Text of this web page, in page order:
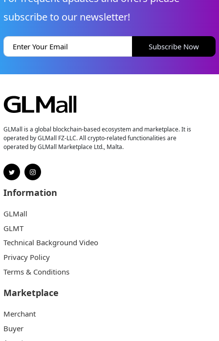
subscribe to our newsletter!
Subscribe Now
GLMall is a global blockchain-based ecosystem and marketplace. It is
operated by GLMall FZ-LLC. All crypto-related functionalities are
operated by GLMall Marketplace Ltd., Malta.
Information
GLMall
GLMT
Technical Background Video
Privacy Policy
Terms & Conditions
Marketplace
Merchant
Buyer